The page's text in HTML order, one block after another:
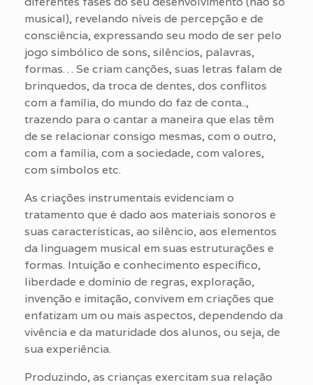
musical), revelando níveis de percepção e de
consciência, expressando seu modo de ser pelo
jogo simbólico de sons, silêncios, palavras,
formas… Se criam canções, suas letras falam de
brinquedos, da troca de dentes, dos conflitos
com a família, do mundo do faz de conta..,
trazendo para o cantar a maneira que elas têm
de se relacionar consigo mesmas, com o outro,
com a família, com a sociedade, com valores,
com símbolos etc.
As criações instrumentais evidenciam o
tratamento que é dado aos materiais sonoros e
suas características, ao silêncio, aos elementos
da linguagem musical em suas estruturações e
formas. Intuição e conhecimento específico,
liberdade e domínio de regras, exploração,
invenção e imitação, convivem em criações que
enfatizam um ou mais aspectos, dependendo da
vivência e da maturidade dos alunos, ou seja, de
sua experiência.
Produzindo, as crianças exercitam sua relação